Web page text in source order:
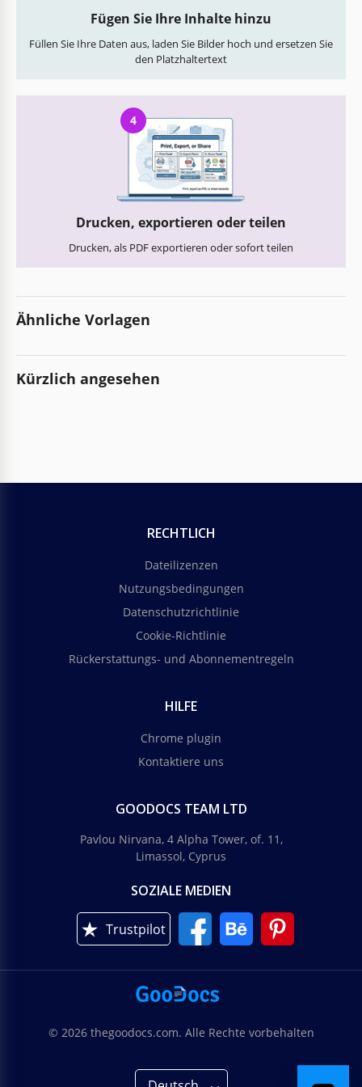
Fügen Sie Ihre Inhalte hinzu
Füllen Sie Ihre Daten aus, laden Sie Bilder hoch und ersetzen Sie
den Platzhaltertext
4
Drucken, exportieren oder teilen
Drucken, als PDF exportieren oder sofort teilen
Ähnliche Vorlagen
Kürzlich angesehen
RECHTLICH
Dateilizenzen
Nutzungsbedingungen
Datenschutzrichtlinie
Cookie-Richtlinie
Rückerstattungs- und Abonnementregeln
HILFE
Chrome plugin
Kontaktiere uns
GOODOCS TEAM LTD
Pavlou Nirvana, 4 Alpha Tower, of. 11,
Limassol, Cyprus
SOZIALE MEDIEN
Trustpilot
© 2026 thegoodocs.com. Alle Rechte vorbehalten